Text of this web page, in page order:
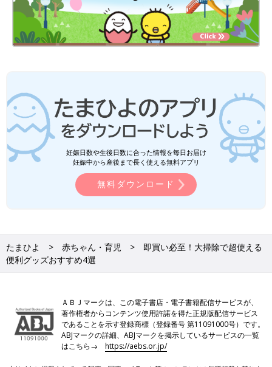
妊娠日数や生後日数に合った情報を毎日お届け
妊娠中から産後まで長く使える無料アプリ
無料ダウンロード
たまひよ 赤ちゃん・育児
即買い必至！大掃除で超使える
便利グッズおすすめ4選
ＡＢＪマークは、この電子書店・電子書籍配信サービスが、
著作権者からコンテンツ使用許諾を得た正規版配信サービス
であることを示す登録商標（登録番号 第11091000号）です。
ABJマークの詳細、ABJマークを掲示しているサービスの一覧
はこちら→https://aebs.or.jp/